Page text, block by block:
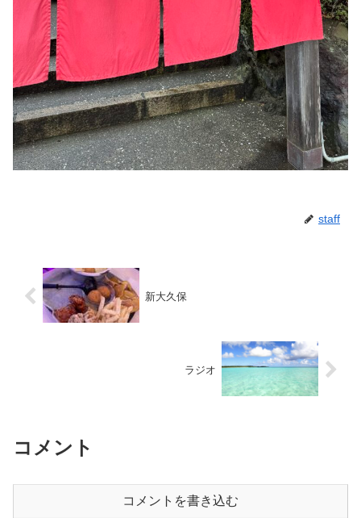
staff
新大久保
ラジオ
コメント
コメントを書き込む